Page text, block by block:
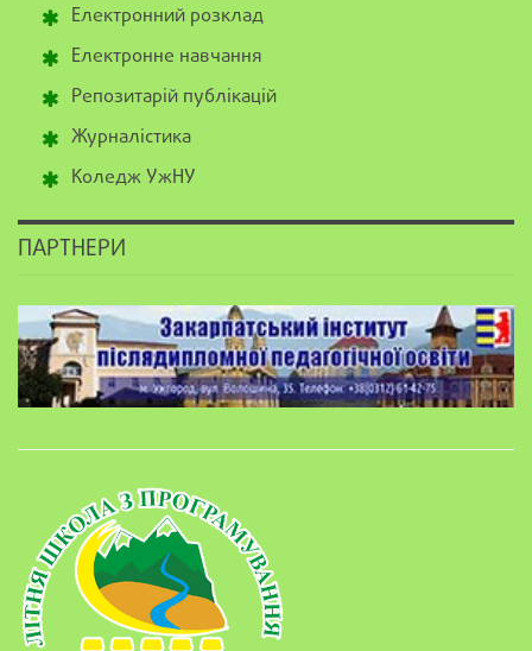
Електронний розклад
Електронне навчання
Репозитарій публікацій
Журналістика
Коледж УжНУ
ПАРТНЕРИ